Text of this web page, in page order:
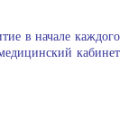
в начале каждого
кабинет